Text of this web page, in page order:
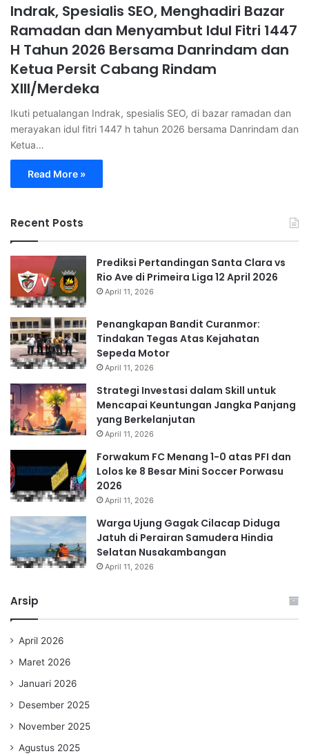
Indrak, Spesialis SEO, Menghadiri Bazar
Ramadan dan Menyambut Idul Fitri 1447
H Tahun 2026 Bersama Danrindam dan
Ketua Persit Cabang Rindam
XIII/Merdeka
Ikuti petualangan Indrak, spesialis SEO, di bazar ramadan dan
merayakan idul fitri 1447 h tahun 2026 bersama Danrindam dan
Ketua…
Read More »
Recent Posts
Prediksi Pertandingan Santa Clara vs
Rio Ave di Primeira Liga 12 April 2026
April 11, 2026
Penangkapan Bandit Curanmor:
Tindakan Tegas Atas Kejahatan
Sepeda Motor
April 11, 2026
Strategi Investasi dalam Skill untuk
Mencapai Keuntungan Jangka Panjang
yang Berkelanjutan
April 11, 2026
Forwakum FC Menang 1-0 atas PFI dan
Lolos ke 8 Besar Mini Soccer Porwasu
2026
April 11, 2026
Warga Ujung Gagak Cilacap Diduga
Jatuh di Perairan Samudera Hindia
Selatan Nusakambangan
April 11, 2026
Arsip
April 2026
Maret 2026
Januari 2026
Desember 2025
November 2025
Agustus 2025